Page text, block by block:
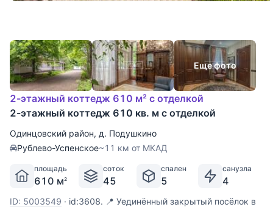
Еще фото
2-этажный коттедж 610 м² с отделкой
2-этажный коттедж 610 кв. м с отделкой
Одинцовский район, д. Подушкино
Рублево-Успенское~11 км от МКАД
площадь
610 м2
соток
45
спален
5
санузла
4
ID: 5003549 · id:3608. 📍 Уединённый закрытый посёлок в